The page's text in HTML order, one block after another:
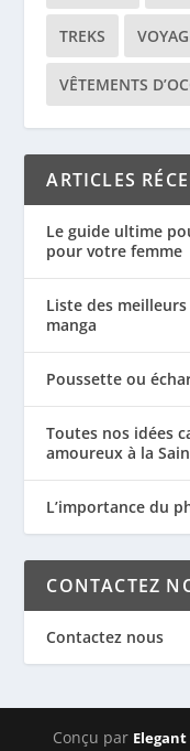
TREKS
VÊTEMENTS
ARTICLES
Le guide ultime
pour votre femme
Liste des meilleurs
manga
Poussette ou
Toutes nos idées
amoureux à la
L’importance du
CONTACTEZ
Contactez nous
Conçu par